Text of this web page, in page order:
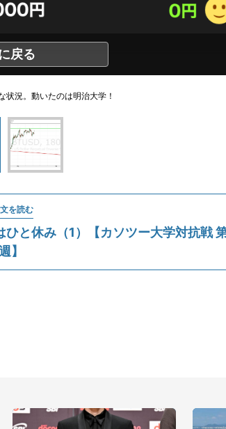
戻る
状況。動いたのは明治大学！
を読む
と休み（1）【カソツー大学対抗戦
】